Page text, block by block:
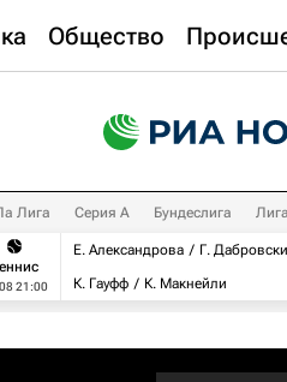
Общество
Лига Серия А Бундеслига
21:00
Е. Александрова
Г. Дабровски
К. Гауфф
К. Макнейли